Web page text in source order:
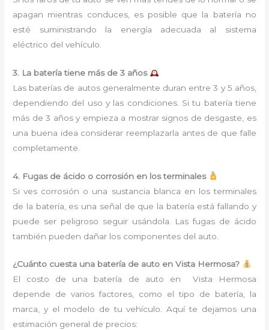
apagan mientras conduces, es posible que la batería no
esté suministrando la energía adecuada al sistema
eléctrico del vehículo.
3. La batería tiene más de 3 años
Las baterías de autos generalmente duran entre 3 y 5 años,
dependiendo del uso y las condiciones. Si tu batería tiene
más de 3 años y empieza a mostrar signos de desgaste, es
una buena idea considerar reemplazarla antes de que falle
completamente.
4. Fugas de ácido o corrosión en los terminales
Si ves corrosión o una sustancia blanca en los terminales
de la batería, es una señal de que la batería está fallando y
puede ser peligroso seguir usándola. Las fugas de ácido
también pueden dañar los componentes del auto.
¿Cuánto cuesta una batería de auto en Vista Hermosa?
El costo de una batería de auto en Vista Hermosa
depende de varios factores, como el tipo de batería, la
marca, y el modelo de tu vehículo. Aquí te dejamos una
estimación general de precios: